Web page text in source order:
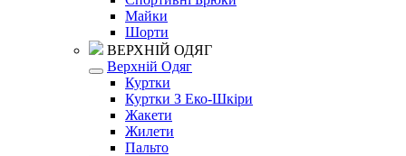
Майки
Шорти
ВЕРХНІЙ ОДЯГ
Верхній Одяг
Куртки
Куртки З Еко-Шкіри
Жакети
Жилети
Пальто